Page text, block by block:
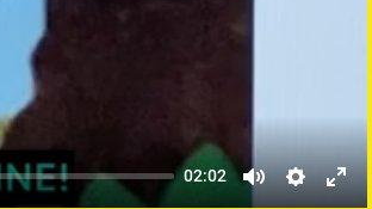
02:02